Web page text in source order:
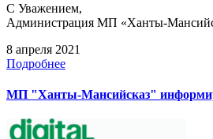
С Уважением,
Администрация МП «Ханты-
8 апреля 2021
Подробнее
МП "Ханты-Мансийсказ"